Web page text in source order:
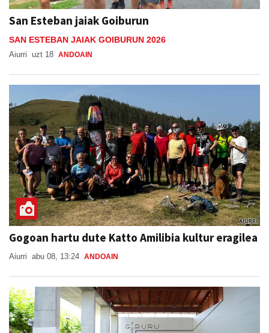
San Esteban jaiak Goiburun
SAN ESTEBAN JAIAK GOIBURUN 2026
Aiurri uzt 18 ANDOAIN
Gogoan hartu dute Katto Amilibia kultur eragilea
Aiurri abu 08, 13:24 ANDOAIN